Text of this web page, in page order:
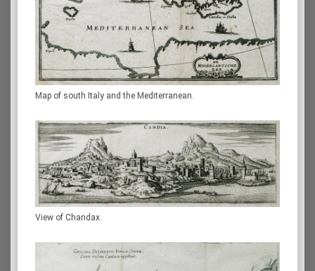
Map of south Italy and the Mediterranean.
View of Chandax.